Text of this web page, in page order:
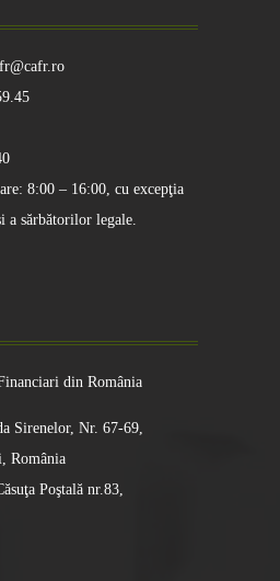
8:00 – 16:00, cu excepţia
a sărbătorilor legale.
din România
Sirenelor, Nr. 67-69,
România
Poştală nr.83,